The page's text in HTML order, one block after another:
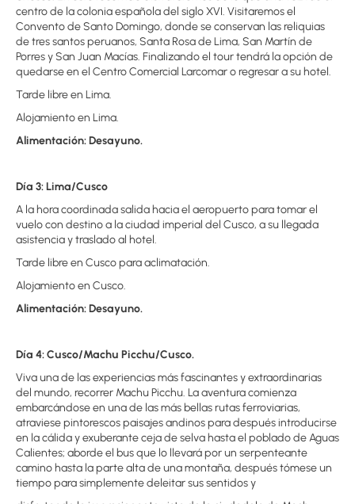
centro de la colonia española del siglo XVI. Visitaremos el
Convento de Santo Domingo, donde se conservan las reliquias
de tres santos peruanos, Santa Rosa de Lima, San Martín de
Porres y San Juan Macías. Finalizando el tour tendrá la opción de
quedarse en el Centro Comercial Larcomar o regresar a su hotel.
Tarde libre en Lima.
Alojamiento en Lima.
Alimentación: Desayuno.
Día 3: Lima/Cusco
A la hora coordinada salida hacia el aeropuerto para tomar el
vuelo con destino a la ciudad imperial del Cusco, a su llegada
asistencia y traslado al hotel.
Tarde libre en Cusco para aclimatación.
Alojamiento en Cusco.
Alimentación: Desayuno.
Día 4: Cusco/Machu Picchu/Cusco.
Viva una de las experiencias más fascinantes y extraordinarias
del mundo, recorrer Machu Picchu. La aventura comienza
embarcándose en una de las más bellas rutas ferroviarias,
atraviese pintorescos paisajes andinos para después introducirse
en la cálida y exuberante ceja de selva hasta el poblado de Aguas
Calientes; aborde el bus que lo llevará por un serpenteante
camino hasta la parte alta de una montaña, después tómese un
tiempo para simplemente deleitar sus sentidos y